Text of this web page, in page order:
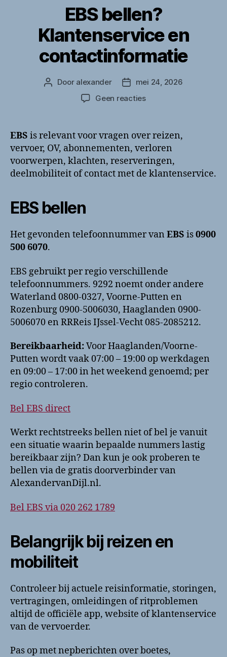
EBS bellen?
Klantenservice en
contactinformatie
Berichtauteur
Door alexander Berichtdatum
mei 24, 2026
Geen reactiesop
Klantenservice
en
contactinformatie
EBS is relevant voor vragen over reizen,
vervoer, OV, abonnementen, verloren
voorwerpen, klachten, reserveringen,
deelmobiliteit of contact met de klantenservice.
EBS bellen
Het gevonden telefoonnummer van EBS is0900
500 6070.
EBS gebruikt per regio verschillende
telefoonnummers. 9292 noemt onder andere
Waterland 0800-0327, Voorne-Putten en
Rozenburg 0900-5006030, Haaglanden 0900-
5006070 en RRReis IJssel-Vecht 085-2085212.
Bereikbaarheid:Voor Haaglanden/Voorne-
Putten wordt vaak 07:00 – 19:00 op werkdagen
en 09:00 – 17:00 in het weekend genoemd; per
regio controleren.
Bel EBS direct
Werkt rechtstreeks bellen niet of bel je vanuit
een situatie waarin bepaalde nummers lastig
bereikbaar zijn? Dan kun je ook proberen te
bellen via de gratis doorverbinder van
AlexandervanDijl.nl.
Bel EBS via 020 262 1789
Belangrijk bij reizen en
mobiliteit
Controleer bij actuele reisinformatie, storingen,
vertragingen, omleidingen of ritproblemen
altijd de officiële app, website of klantenservice
van de vervoerder.
Pas op met nepberichten over boetes,